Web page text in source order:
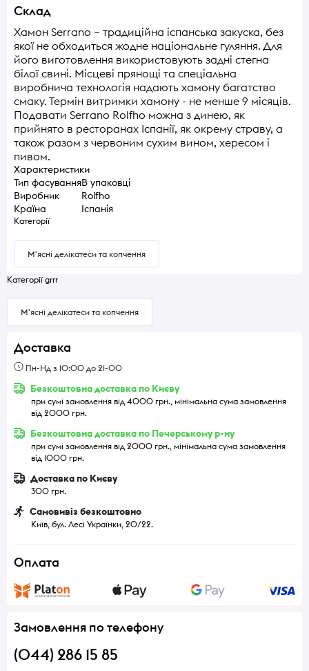
Склад
Хамон Serrano – традиційна іспанська закуска, без
якої не обходиться жодне національне гуляння. Для
його виготовлення використовують задні стегна
білої свині. Місцеві прянощі та спеціальна
виробнича технологія надають хамону багатство
смаку. Термін витримки хамону - не менше 9 місяців.
Подавати Serrano Rolfho можна з динею, як
прийнято в ресторанах Іспанії, як окрему страву, а
також разом з червоним сухим вином, хересом і
пивом.
Характеристики
Тип фасуванняВ упаковці
Виробник
Rolfho
Країна
Іспанія
Категорії
М'ясні делікатеси та копчення
Категорії grrr
М'ясні делікатеси та копчення
Доставка
Пн-Нд з 10:00 до 21-00
Безкоштовна доставка по Києву
при сумі замовлення від 4000 грн., мінімальна сума замовлення
від 2000 грн.
Безкоштовна доставка по Печерському р-ну
при сумі замовлення від 2000 грн., мінімальна сума замовлення
від 1000 грн.
Доставка по Києву
300 грн.
Самовивіз безкоштовно
Київ, бул. Лесі Українки, 20/22.
Оплата
Замовлення по телефону
(044) 286 15 85